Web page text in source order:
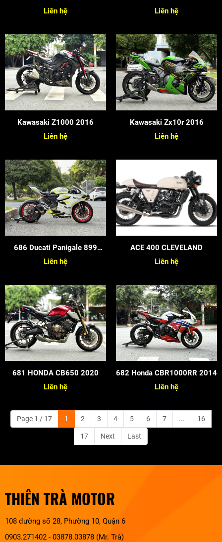
Liên hệ
Liên hệ
Kawasaki Z1000 2016
Liên hệ
Kawasaki Zx10r 2016
Liên hệ
686 Ducati Panigale 899
2015
Liên hệ
ACE 400 CLEVELAND
Liên hệ
681 HONDA CB650 2020
Liên hệ
682 Honda CBR1000RR 2014
Liên hệ
Page 1 / 17 1 2 3 4 5 6 7 ... 16
17 Next Last
THIÊN TRÀ MOTOR
108 đường số 28, Phường 10, Quận 6
0903.271402 - 03878.03878 (Mr. Trà)